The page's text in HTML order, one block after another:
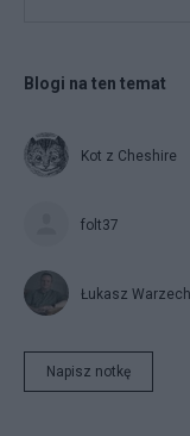
Blogi na ten temat
Kot z Cheshire
folt37
Łukasz
Napisz notkę